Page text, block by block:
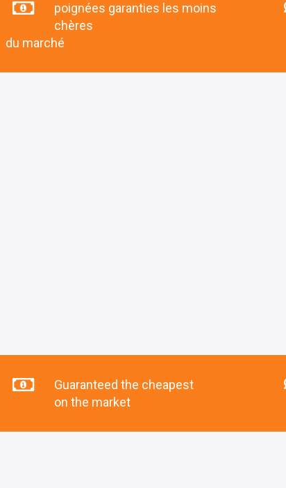
poignées garanties les moins
chères
du marché
Guaranteed the cheapest
on the market